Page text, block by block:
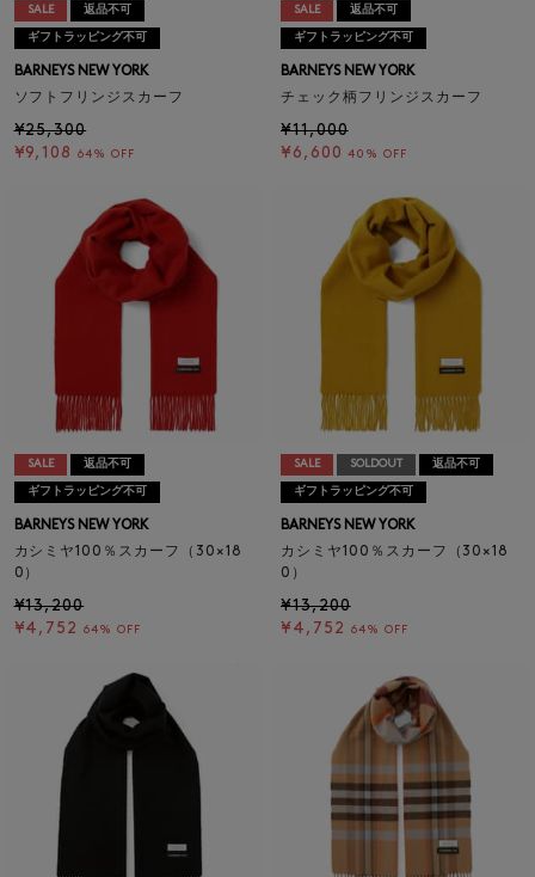
SALE 返品不可
ギフトラッピング不可
BARNEYS NEW YORK
ソフトフリンジスカーフ
¥25,300
¥9,108
64% OFF
SALE 返品不可
ギフトラッピング不可
BARNEYS NEW YORK
チェック柄フリンジスカーフ
¥11,000
¥6,600 40% OFF
SALE 返品不可
ギフトラッピング不可
BARNEYS NEW YORK
カシミヤ100％スカーフ（30×18
0）
¥13,200
¥4,752
64% OFF
SALE SOLDOUT 返品不可
ギフトラッピング不可
BARNEYS NEW YORK
カシミヤ100％スカーフ（30×18
0）
¥13,200
¥4,752
64% OFF